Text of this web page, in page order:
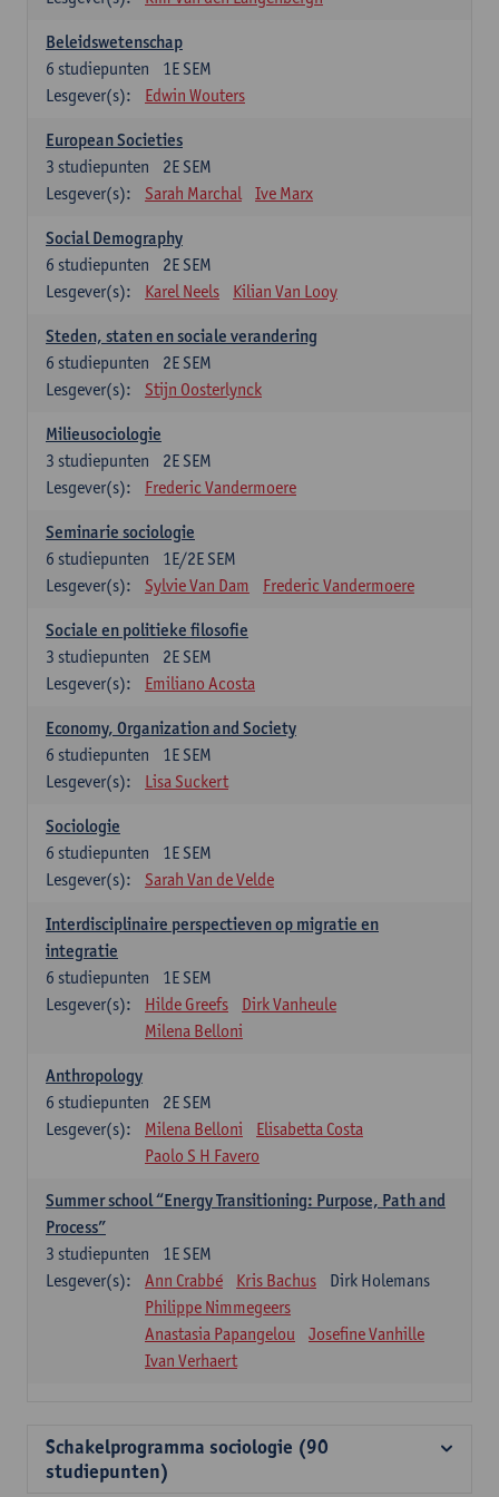
Beleidswetenschap
1E SEM
6 studiepunten
Lesgever(s):
Edwin Wouters
European Societies
2E SEM
3 studiepunten
Lesgever(s):
Sarah Marchal Ive Marx
Social Demography
2E SEM
6 studiepunten
Lesgever(s):
Karel Neels Kilian Van Looy
Steden, staten en sociale verandering
2E SEM
6 studiepunten
Lesgever(s):
Stijn Oosterlynck
Milieusociologie
2E SEM
3 studiepunten
Lesgever(s):
Frederic Vandermoere
Seminarie sociologie
1E/2E SEM
6 studiepunten
Lesgever(s):
Sylvie Van Dam Frederic Vandermoere
Sociale en politieke filosofie
2E SEM
3 studiepunten
Lesgever(s):
Emiliano Acosta
Economy, Organization and Society
1E SEM
6 studiepunten
Lesgever(s):
Lisa Suckert
Sociologie
1E SEM
6 studiepunten
Lesgever(s):
Sarah Van de Velde
Interdisciplinaire perspectieven op migratie en
integratie
1E SEM
6 studiepunten
Lesgever(s):
Hilde Greefs
Dirk Vanheule
Milena Belloni
Anthropology
2E SEM
6 studiepunten
Lesgever(s):
Milena Belloni
Elisabetta Costa
Paolo S H Favero
Summer school “Energy Transitioning: Purpose, Path and
Process”
1E SEM
3 studiepunten
Lesgever(s):
Ann Crabbé Kris Bachus
Dirk Holemans
Philippe Nimmegeers
Anastasia Papangelou
Josefine Vanhille
Ivan Verhaert
Schakelprogramma sociologie (90
studiepunten)